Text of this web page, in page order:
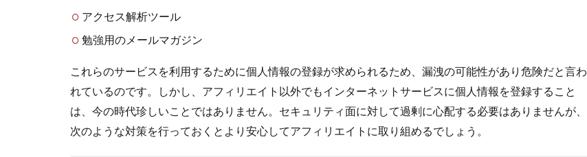
が振
り込
まれ
可能
性が
ある
2.6
アクセス解析ツール
勉強用のメールマガジン
これらのサービスを利用するために個人情報の登録が求められるため、漏洩の可能性があり危険だと言わ
れているのです。しかし、アフィリエイト以外でもインターネットサービスに個人情報を登録すること
は、今の時代珍しいことではありません。セキュリティ面に対して過剰に心配する必要はありませんが、
次のような対策を行っておくとより安心してアフィリエイトに取り組めるでしょう。